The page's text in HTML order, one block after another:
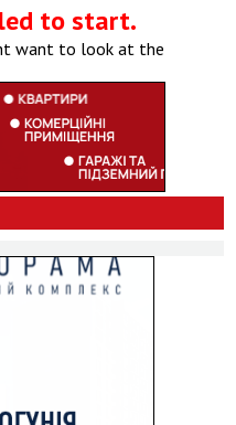
to start.
want to look at the